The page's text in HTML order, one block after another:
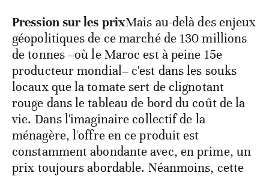
Pression sur les prixMais au-delà des enjeux
géopolitiques de ce marché de 130 millions
de tonnes –où le Maroc est à peine 15e
producteur mondial– c'est dans les souks
locaux que la tomate sert de clignotant
rouge dans le tableau de bord du coût de la
vie. Dans l'imaginaire collectif de la
ménagère, l'offre en ce produit est
constamment abondante avec, en prime, un
prix toujours abordable. Néanmoins, cette